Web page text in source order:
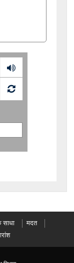
Audio
साधा
मदत